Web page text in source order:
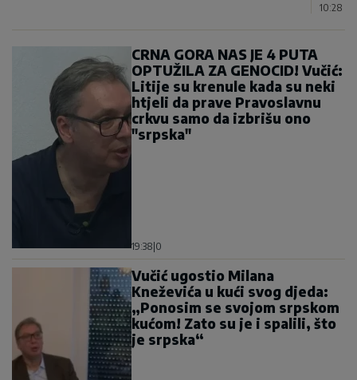
10:28
CRNA GORA NAS JE 4 PUTA
OPTUŽILA ZA GENOCID! Vučić:
Litije su krenule kada su neki
htjeli da prave Pravoslavnu
crkvu samo da izbrišu ono
"srpska"
19:38|0
Vučić ugostio Milana
Kneževića u kući svog djeda:
„Ponosim se svojom srpskom
kućom! Zato su je i spalili, što
je srpska“